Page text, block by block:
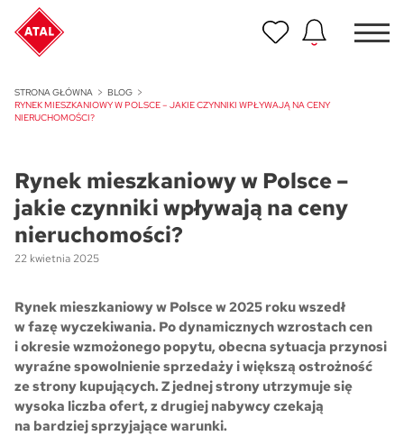
STRONA GŁÓWNA
BLOG
RYNEK MIESZKANIOWY W POLSCE – JAKIE CZYNNIKI WPŁYWAJĄ NA CENY
NIERUCHOMOŚCI?
Rynek mieszkaniowy w Polsce –
jakie czynniki wpływają na ceny
nieruchomości?
22 kwietnia 2025
Rynek mieszkaniowy w Polsce w 2025 roku wszedł
w fazę wyczekiwania. Po dynamicznych wzrostach cen
i okresie wzmożonego popytu, obecna sytuacja przynosi
wyraźne spowolnienie sprzedaży i większą ostrożność
ze strony kupujących. Z jednej strony utrzymuje się
wysoka liczba ofert, z drugiej nabywcy czekają
na bardziej sprzyjające warunki.
ATAL Unii Lubelskiej w Poznaniu
ATAL Ville przy Białej
NOWOŚĆ
Program Poleceń ATAL
ATAL Floriana w Szczecinie
NOWOŚĆ
ATAL Ruczaj w Krakowie